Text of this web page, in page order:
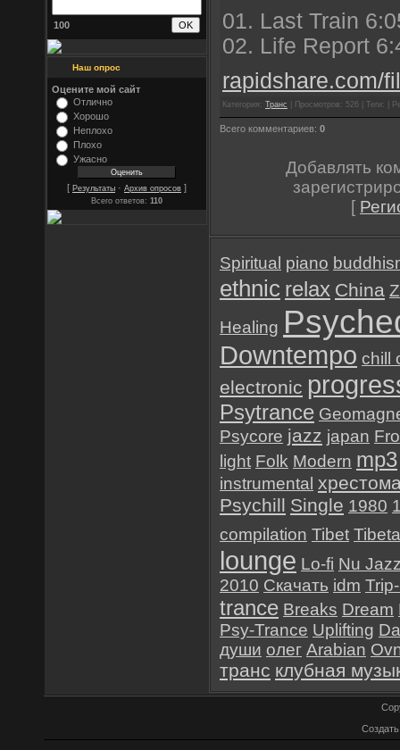
100
Наш опрос
Оцените мой сайт
Отлично
Хорошо
Неплохо
Плохо
Ужасно
[ Результаты · Архив опросов ]
Всего ответов: 110
01. Last Train
02. Life Report
rapidshare.com/
Категория: Транс | Просмотров: 526 | Теги: |
Всего комментариев: 0
Добавлять
[
Spiritual piano
ethnic relax China
Healing
Downtempo chill
electronic
Psytrance
Psycore jazz japan
light Folk Modern mp3
instrumental
Psychill Single 1980
compilation Tibet
lounge Lo-fi Nu
2010 Скачать idm
trance Breaks Dream
Psy-Trance Uplifting
души олег Arabian
транс клубная